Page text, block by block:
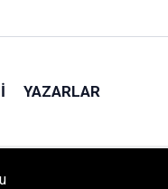
YAZARLAR
Gönüllerince Eğlendi!